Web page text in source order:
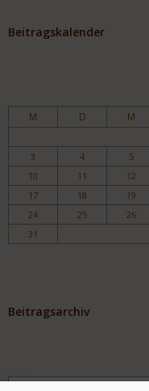
Beitragskalender
M D M
3
4 5
10
11 12
17
18 19
24
25 26
31
Beitragsarchiv
Archiv